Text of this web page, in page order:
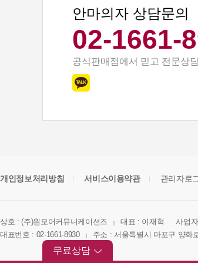
안마의자 상담문의
02-1661-
공식판매점에서 믿고 전문상
개인정보처리방침 서비스이용약관 관리자로
상호 : (주)원모어커뮤니케이션즈 대표 : 이재혁 사업
대표번호 : 02-1661-8930
주소 : 서울특별시 마포구 양화
무료상담